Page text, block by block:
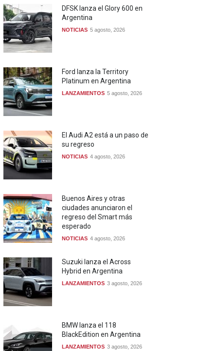
DFSK lanza el Glory 600 en
Argentina
NOTICIAS 5 agosto, 2026
Ford lanza la Territory
Platinum en Argentina
LANZAMIENTOS 5 agosto, 2026
El Audi A2 está a un paso de
su regreso
NOTICIAS 4 agosto, 2026
Buenos Aires y otras
ciudades anunciaron el
regreso del Smart más
esperado
NOTICIAS 4 agosto, 2026
Suzuki lanza el Across
Hybrid en Argentina
LANZAMIENTOS 3 agosto, 2026
BMW lanza el 118
BlackEdition en Argentina
LANZAMIENTOS 3 agosto, 2026